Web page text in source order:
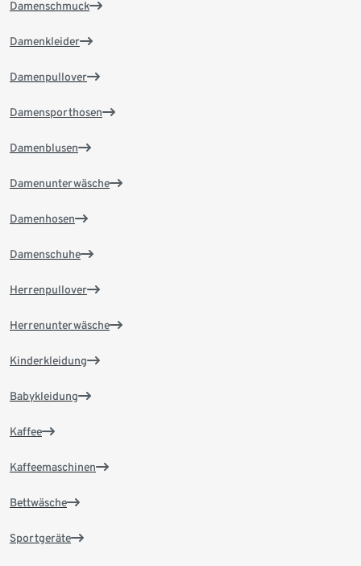
Damenschmuck
Damenkleider
Damenpullover
Damensporthosen
Damenblusen
Damenunterwäsche
Damenhosen
Damenschuhe
Herrenpullover
Herrenunterwäsche
Kinderkleidung
Babykleidung
Kaffee
Kaffeemaschinen
Bettwäsche
Sportgeräte